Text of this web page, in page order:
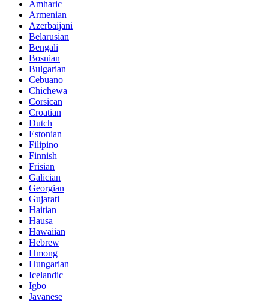
Amharic
Armenian
Azerbaijani
Belarusian
Bengali
Bosnian
Bulgarian
Cebuano
Chichewa
Corsican
Croatian
Dutch
Estonian
Filipino
Finnish
Frisian
Galician
Georgian
Gujarati
Haitian
Hausa
Hawaiian
Hebrew
Hmong
Hungarian
Icelandic
Igbo
Javanese